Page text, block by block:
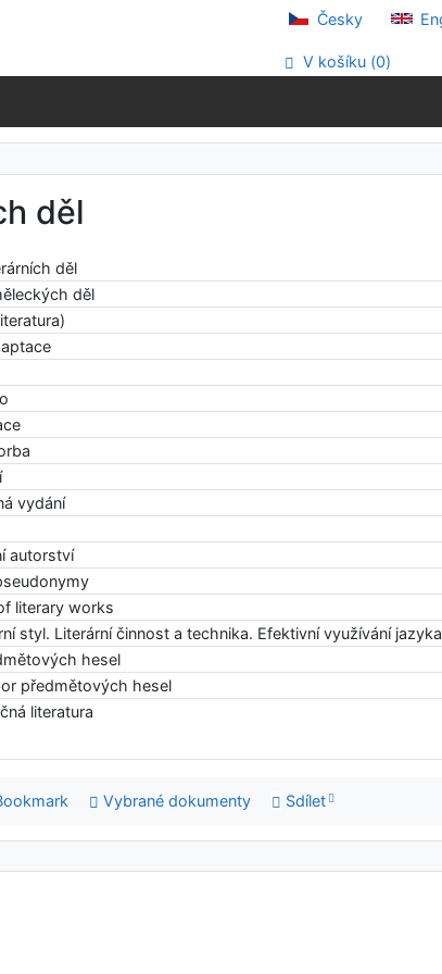
Česky
V košíku (0)
děl
děl
děl
vydání
autorství
literary works
styl. Literární činnost a technika. Efektivní využívání
hesel
předmětových hesel
literatura
Vybrané dokumenty Sdílet